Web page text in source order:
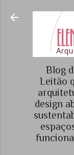
Pular
Blog
Leitão
design